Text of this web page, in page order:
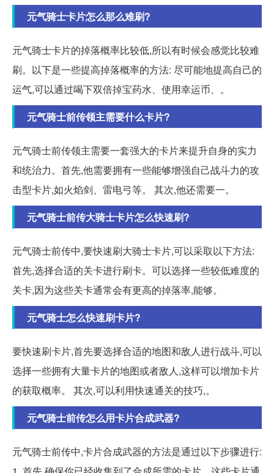
元气骑士卡片怎么那么难刷?
元气骑士卡片的掉落概率比较低,所以有时候会感觉比较难
刷。以下是一些提高掉落概率的方法: 尽可能地提高自己的
运气,可以通过喝下双倍掉宝药水、使用幸运币、。
元气骑士前传领主需要什么卡片?
元气骑士前传领主需要一套强大的卡片来提升自身的实力
和统治力。首先,他需要拥有一些能够增强自己战斗力的攻
击型卡片,如火焰剑、雷电弓等。 其次,他还需要一。
元气骑士前传大骑士卡片怎么快速刷?
元气骑士前传中,要快速刷大骑士卡片,可以采取以下方法:
首先,选择合适的关卡进行刷卡。可以选择一些较低难度的
关卡,因为这些关卡通常会有更高的掉落率,能够。
元气骑士怎么快速刷卡片?
要快速刷卡片,首先要选择合适的地图和敌人进行战斗,可以
选择一些拥有大量卡片的地图或者敌人,这样可以增加卡片
的获取概率。 其次,可以利用快速通关的技巧,。
元气骑士前传怎么用卡片合成武器?
元气骑士前传中,卡片合成武器的方法是通过以下步骤进行: